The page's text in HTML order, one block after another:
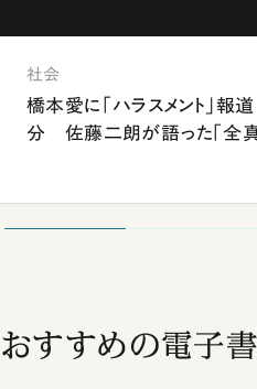
社会
橋本愛に「ハラスメント」
分 佐藤二朗が語った「全真
おすすめの電子